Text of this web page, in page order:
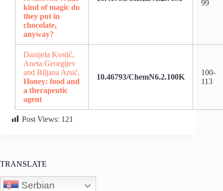
kind of magic do
they put in
chocolate,
anyway?
99
Danijela Kostić,
Aneta Georgijev
and Biljana Arsić,
Honey: food and
a therapeutic
agent
10.46793/ChemN6.2.100K
100-
113
Post Views: 121
TRANSLATE
Serbian